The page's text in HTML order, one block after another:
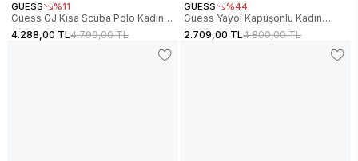
GUESS %11
Guess GJ Kısa Scuba Polo Kadın
Mavi Sweatshirt W6RQ05KD122-
G7O3
4.288,00 TL4.799,00 TL
GUESS %44
Guess Yayoi Kapüşonlu Kadın
Beyaz Sweatshirt V6RQ03KD761-
G012
2.709,00 TL4.800,00 TL